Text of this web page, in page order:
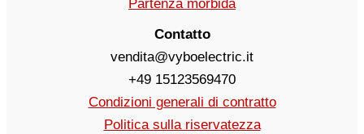
Partenza morbida
Contatto
vendita@vyboelectric.it
+49 15123569470
Condizioni generali di contratto
Politica sulla riservatezza